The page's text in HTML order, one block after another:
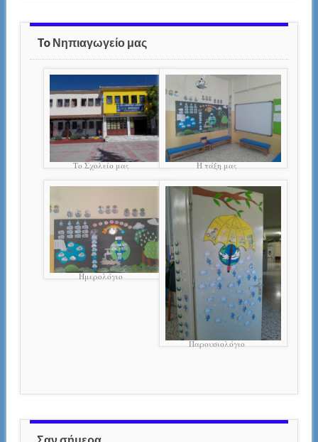
To Νηπιαγωγείο μας
Το Σχολείο μας Η τάξη μας
Ημερολόγιο
Παρουσιολόγιο